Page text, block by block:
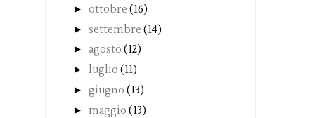
► ottobre (16)
► settembre (14)
► agosto (12)
► luglio (11)
► giugno (13)
► maggio (13)